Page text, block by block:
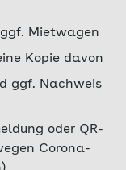
Mietwagen
Kopie davon
ggf. Nachweis
oder QR-
Corona-